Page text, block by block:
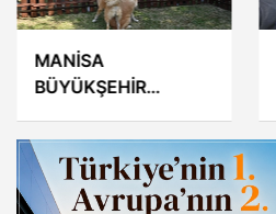
MANİSA
BÜYÜKŞEHİR
"YETER Kİ SAHİPLEN"
KAMPANYASI